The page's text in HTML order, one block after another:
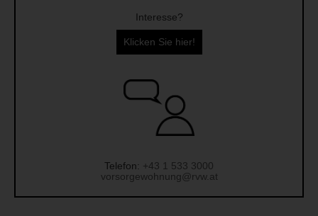
Interesse?
Klicken Sie hier!
Telefon: +43 1 533 3000
vorsorgewohnung@rvw.at